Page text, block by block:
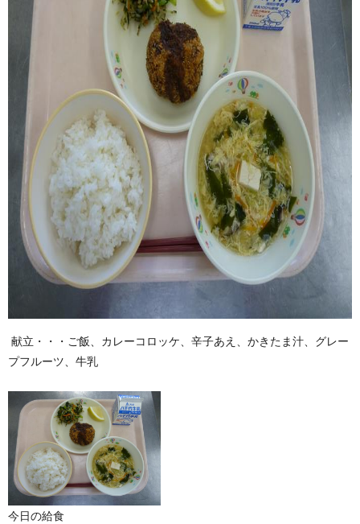
献立・・・ご飯、カレーコロッケ、辛子あえ、かきたま汁、グレー
プフルーツ、牛乳
今日の給食